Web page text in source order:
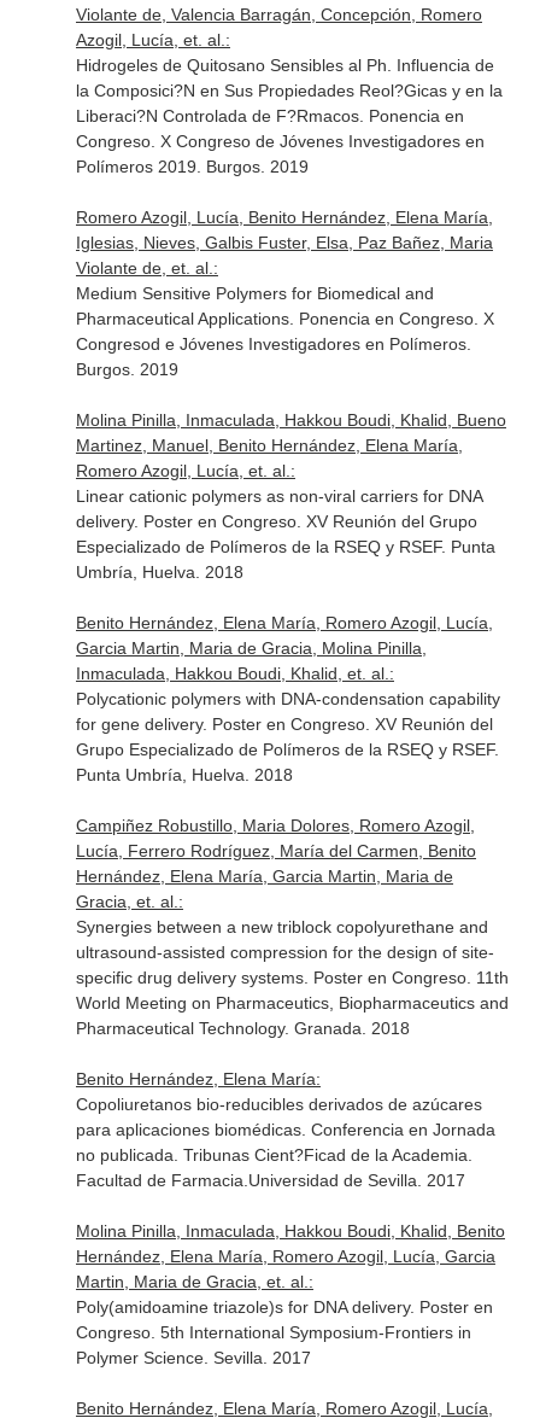
Violante de, Valencia Barragán, Concepción, Romero
Azogil, Lucía, et. al.:
Hidrogeles de Quitosano Sensibles al Ph. Influencia de
la Composici?N en Sus Propiedades Reol?Gicas y en la
Liberaci?N Controlada de F?Rmacos. Ponencia en
Congreso. X Congreso de Jóvenes Investigadores en
Polímeros 2019. Burgos. 2019
Romero Azogil, Lucía, Benito Hernández, Elena María,
Iglesias, Nieves, Galbis Fuster, Elsa, Paz Bañez, Maria
Violante de, et. al.:
Medium Sensitive Polymers for Biomedical and
Pharmaceutical Applications. Ponencia en Congreso. X
Congresod e Jóvenes Investigadores en Polímeros.
Burgos. 2019
Molina Pinilla, Inmaculada, Hakkou Boudi, Khalid, Bueno
Martinez, Manuel, Benito Hernández, Elena María,
Romero Azogil, Lucía, et. al.:
Linear cationic polymers as non-viral carriers for DNA
delivery. Poster en Congreso. XV Reunión del Grupo
Especializado de Polímeros de la RSEQ y RSEF. Punta
Umbría, Huelva. 2018
Benito Hernández, Elena María, Romero Azogil, Lucía,
Garcia Martin, Maria de Gracia, Molina Pinilla,
Inmaculada, Hakkou Boudi, Khalid, et. al.:
Polycationic polymers with DNA-condensation capability
for gene delivery. Poster en Congreso. XV Reunión del
Grupo Especializado de Polímeros de la RSEQ y RSEF.
Punta Umbría, Huelva. 2018
Campiñez Robustillo, Maria Dolores, Romero Azogil,
Lucía, Ferrero Rodríguez, María del Carmen, Benito
Hernández, Elena María, Garcia Martin, Maria de
Gracia, et. al.:
Synergies between a new triblock copolyurethane and
ultrasound-assisted compression for the design of site-
specific drug delivery systems. Poster en Congreso. 11th
World Meeting on Pharmaceutics, Biopharmaceutics and
Pharmaceutical Technology. Granada. 2018
Benito Hernández, Elena María:
Copoliuretanos bio-reducibles derivados de azúcares
para aplicaciones biomédicas. Conferencia en Jornada
no publicada. Tribunas Cient?Ficad de la Academia.
Facultad de Farmacia.Universidad de Sevilla. 2017
Molina Pinilla, Inmaculada, Hakkou Boudi, Khalid, Benito
Hernández, Elena María, Romero Azogil, Lucía, Garcia
Martin, Maria de Gracia, et. al.:
Poly(amidoamine triazole)s for DNA delivery. Poster en
Congreso. 5th International Symposium-Frontiers in
Polymer Science. Sevilla. 2017
Benito Hernández, Elena María, Romero Azogil, Lucía,